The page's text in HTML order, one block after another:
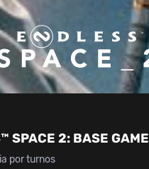
SPACE 2: BASE GAME
por turnos